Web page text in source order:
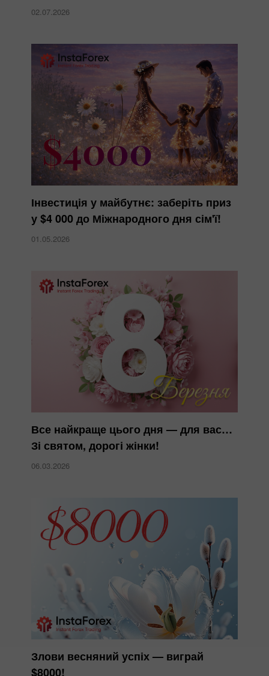
02.07.2026
Інвестиція у майбутнє: заберіть приз
у $4 000 до Міжнародного дня сім'ї!
01.05.2026
Все найкраще цього дня — для вас…
Зі святом, дорогі жінки!
06.03.2026
Злови весняний успіх — виграй
$8000!